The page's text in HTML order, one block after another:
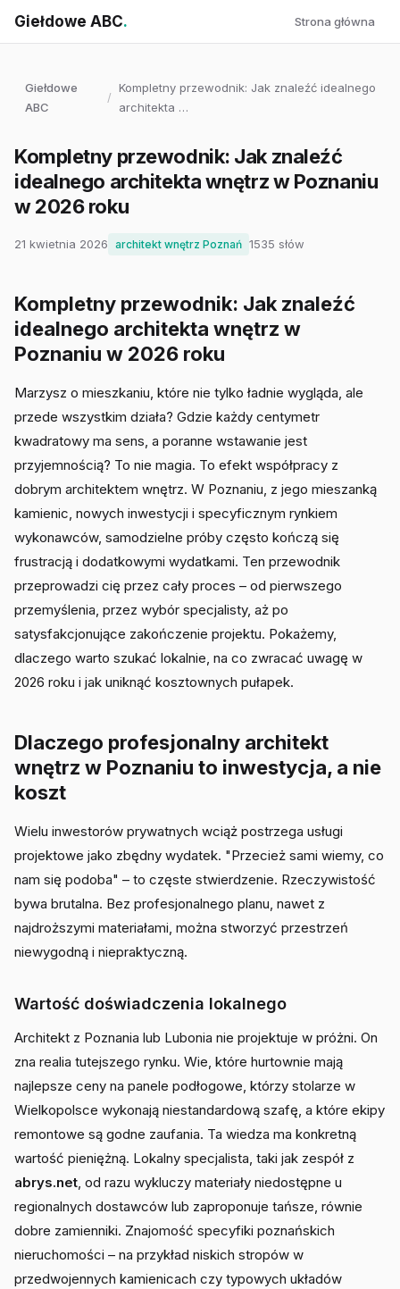
Giełdowe ABC. Strona główna
Giełdowe
ABC
/
Kompletny przewodnik: Jak znaleźć idealnego
architekta …
Kompletny przewodnik: Jak znaleźć
idealnego architekta wnętrz w Poznaniu
w 2026 roku
21 kwietnia 2026 architekt wnętrz Poznań 1535 słów
Kompletny przewodnik: Jak znaleźć
idealnego architekta wnętrz w
Poznaniu w 2026 roku
Marzysz o mieszkaniu, które nie tylko ładnie wygląda, ale
przede wszystkim działa? Gdzie każdy centymetr
kwadratowy ma sens, a poranne wstawanie jest
przyjemnością? To nie magia. To efekt współpracy z
dobrym architektem wnętrz. W Poznaniu, z jego mieszanką
kamienic, nowych inwestycji i specyficznym rynkiem
wykonawców, samodzielne próby często kończą się
frustracją i dodatkowymi wydatkami. Ten przewodnik
przeprowadzi cię przez cały proces – od pierwszego
przemyślenia, przez wybór specjalisty, aż po
satysfakcjonujące zakończenie projektu. Pokażemy,
dlaczego warto szukać lokalnie, na co zwracać uwagę w
2026 roku i jak uniknąć kosztownych pułapek.
Dlaczego profesjonalny architekt
wnętrz w Poznaniu to inwestycja, a nie
koszt
Wielu inwestorów prywatnych wciąż postrzega usługi
projektowe jako zbędny wydatek. "Przecież sami wiemy, co
nam się podoba" – to częste stwierdzenie. Rzeczywistość
bywa brutalna. Bez profesjonalnego planu, nawet z
najdroższymi materiałami, można stworzyć przestrzeń
niewygodną i niepraktyczną.
Wartość doświadczenia lokalnego
Architekt z Poznania lub Lubonia nie projektuje w próżni. On
zna realia tutejszego rynku. Wie, które hurtownie mają
najlepsze ceny na panele podłogowe, którzy stolarze w
Wielkopolsce wykonają niestandardową szafę, a które ekipy
remontowe są godne zaufania. Ta wiedza ma konkretną
wartość pieniężną. Lokalny specjalista, taki jak zespół z
abrys.net, od razu wykluczy materiały niedostępne u
regionalnych dostawców lub zaproponuje tańsze, równie
dobre zamienniki. Znajomość specyfiki poznańskich
nieruchomości – na przykład niskich stropów w
przedwojennych kamienicach czy typowych układów